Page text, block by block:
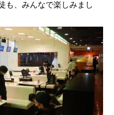
も、みんなで楽しみまし